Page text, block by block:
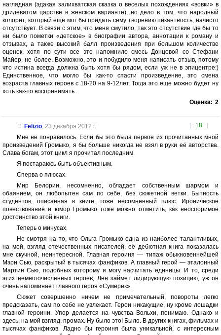
наглядная (эдакая залихватская сказка о веселых похождениях «вовки» в
дридевятом царстве в женском варианте), но дело в том, что народный
колорит, который еще мог бы придать сему творению пикантность, начисто
отсутствует. В связи с этим, что меня смутило, так это отсутствие где бы то
ни было пометки «детское» в биографии автора, аннотации к роману и
отзывах, а также высокий балл произведения при большом количестве
оценок, хотя по сути все это напомнило смесь Донцовой со Стефани
Майер, не более. Возможно, это и побудило меня написать отзыв, потому
что истина всегда должна быть хотя бы рядом, если уж не в эпицентре:)
Единственное, что могло бы как-то спасти произведение, это смена
возраста главных героев с 18-20 на 9-12лет. Тогда это еще можно будет ну
хоть как-то воспринимать.
Оценка: 2
[ 18 ]
Felizio, 23 декабря 2012 г.
Мне не понравилось. Если бы это была первое из прочитанных мной
произведений Громыко, я бы больше никогда не взял в руки её авторства.
Слава богам, этот цикл я прочитал последним.
Я постараюсь быть объективным.
Сперва о плюсах.
Мир Белории, несомненно, обладает собственным шармом и
обаянием, он любопытен сам по себе, без сюжетной ветки. Бытность
студентов, описанная в книге, тоже несомненный плюс. Ироническое
повествование и юмор Громыко тоже можно отметить, как неоспоримое
достоинство этой книги.
Теперь о минусах.
Не смотря на то, что Ольга Громыко одна из наиболее талантливых,
на мой, взгляд отечественных писателей, её дебютная книга показалась
мне скучной, неинтересной. Главная героиня — типаж обыкновеннейшей
Мэри Сью, раскрытый в тысячах фанфиков. А главный герой — эталонный
Мартин Сью, подобных которому я могу насчитать единицы. И то, среди
этих немногочисленных героев, Лен займет лидирующую позицию, уж он
очень напоминает главного героя «Сумерек».
Сюжет совершенно ничем не примечательный, повороты легко
предсказать, сам по себе не увлекает. Герои никакущие, ну кроме лошадки
главной героини. Упор делается на чувства Вольхи, понимаю. Однако и
здесь, на мой взгляд, промах. Ну было это! Было. В других книгах, фильмах и
тысячах фанфиков. Ладно бы героиня была уникальной, с интересным